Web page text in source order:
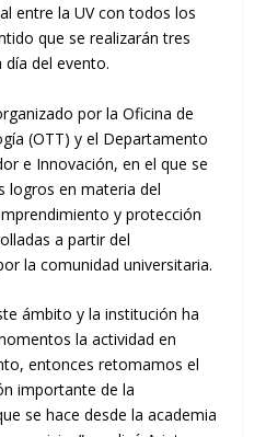
entre la UV con todos los
que se realizarán tres
del evento.
por la Oficina de
(OTT) y el Departamento
e Innovación, en el que se
logros en materia del
y protección
a partir del
la comunidad universitaria.
ámbito y la institución ha
la actividad en
entonces retomamos el
importante de la
se hace desde la academia